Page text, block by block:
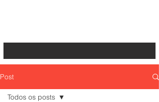
Post
Todos os posts